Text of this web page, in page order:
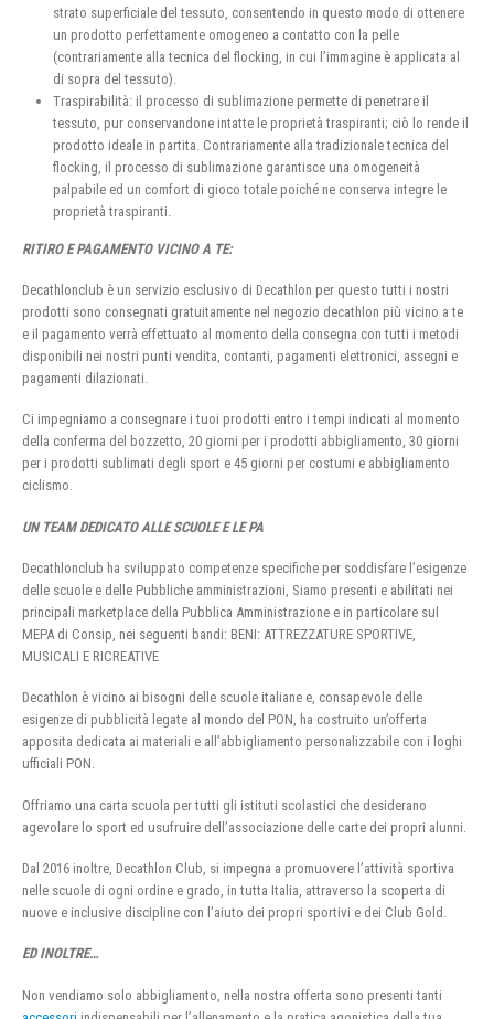
strato superficiale del tessuto, consentendo in questo modo di ottenere
un prodotto perfettamente omogeneo a contatto con la pelle
(contrariamente alla tecnica del flocking, in cui l’immagine è applicata al
di sopra del tessuto).
Traspirabilità: il processo di sublimazione permette di penetrare il
tessuto, pur conservandone intatte le proprietà traspiranti; ciò lo rende il
prodotto ideale in partita. Contrariamente alla tradizionale tecnica del
flocking, il processo di sublimazione garantisce una omogeneità
palpabile ed un comfort di gioco totale poiché ne conserva integre le
proprietà traspiranti.
RITIRO E PAGAMENTO VICINO A TE:
Decathlonclub è un servizio esclusivo di Decathlon per questo tutti i nostri
prodotti sono consegnati gratuitamente nel negozio decathlon più vicino a te
e il pagamento verrà effettuato al momento della consegna con tutti i metodi
disponibili nei nostri punti vendita, contanti, pagamenti elettronici, assegni e
pagamenti dilazionati.
Ci impegniamo a consegnare i tuoi prodotti entro i tempi indicati al momento
della conferma del bozzetto, 20 giorni per i prodotti abbigliamento, 30 giorni
per i prodotti sublimati degli sport e 45 giorni per costumi e abbigliamento
ciclismo.
UN TEAM DEDICATO ALLE SCUOLE E LE PA
Decathlonclub ha sviluppato competenze specifiche per soddisfare l’esigenze
delle scuole e delle Pubbliche amministrazioni, Siamo presenti e abilitati nei
principali marketplace della Pubblica Amministrazione e in particolare sul
MEPA di Consip, nei seguenti bandi: BENI: ATTREZZATURE SPORTIVE,
MUSICALI E RICREATIVE
Decathlon è vicino ai bisogni delle scuole italiane e, consapevole delle
esigenze di pubblicità legate al mondo del PON, ha costruito un’offerta
apposita dedicata ai materiali e all’abbigliamento personalizzabile con i loghi
ufficiali PON.
Offriamo una carta scuola per tutti gli istituti scolastici che desiderano
agevolare lo sport ed usufruire dell’associazione delle carte dei propri alunni.
Dal 2016 inoltre, Decathlon Club, si impegna a promuovere l’attività sportiva
nelle scuole di ogni ordine e grado, in tutta Italia, attraverso la scoperta di
nuove e inclusive discipline con l’aiuto dei propri sportivi e dei Club Gold.
ED INOLTRE…
Non vendiamo solo abbigliamento, nella nostra offerta sono presenti tanti